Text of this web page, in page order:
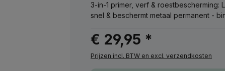
3-in-1 primer, verf & roestbescherming:
snel & beschermt metaal permanent -
€ 29,95 *
Prijzen incl. BTW en excl. verzendkosten